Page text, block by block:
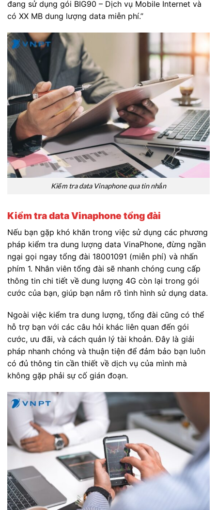
đang sử dụng gói BIG90 – Dịch vụ Mobile Internet và
có XX MB dung lượng data miễn phí.”
Kiểm tra data Vinaphone qua tin nhắn
Kiểm tra data Vinaphone tổng đài
Nếu bạn gặp khó khăn trong việc sử dụng các phương
pháp kiểm tra dung lượng data VinaPhone, đừng ngần
ngại gọi ngay tổng đài 18001091 (miễn phí) và nhấn
phím 1. Nhân viên tổng đài sẽ nhanh chóng cung cấp
thông tin chi tiết về dung lượng 4G còn lại trong gói
cước của bạn, giúp bạn nắm rõ tình hình sử dụng data.
Ngoài việc kiểm tra dung lượng, tổng đài cũng có thể
hỗ trợ bạn với các câu hỏi khác liên quan đến gói
cước, ưu đãi, và cách quản lý tài khoản. Đây là giải
pháp nhanh chóng và thuận tiện để đảm bảo bạn luôn
có đủ thông tin cần thiết về dịch vụ của mình mà
không gặp phải sự cố gián đoạn.